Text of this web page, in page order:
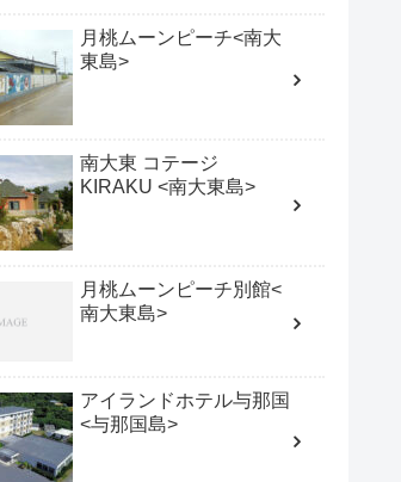
月桃ムーンピーチ<南大
東島>
南大東 コテージ
KIRAKU <南大東島>
月桃ムーンピーチ別館<
南大東島>
アイランドホテル与那国
<与那国島>